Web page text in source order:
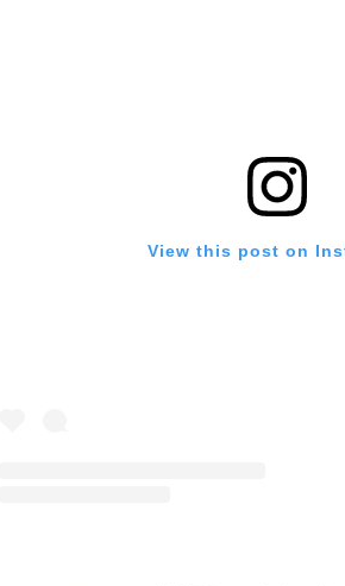
View this post on